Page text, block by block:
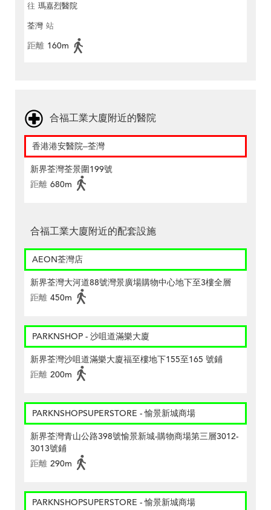
往 瑪嘉烈醫院
荃灣 站
距離 160m
合福工業大廈附近的醫院
香港港安醫院–荃灣
新界荃灣荃景圍199號
距離 680m
合福工業大廈附近的配套設施
AEON荃灣店
新界荃灣大河道88號灣景廣場購物中心地下至3樓全層
距離 450m
PARKNSHOP - 沙咀道滿樂大廈
新界荃灣沙咀道滿樂大廈福至樓地下155至165 號鋪
距離 200m
PARKNSHOPSUPERSTORE - 愉景新城商場
新界荃灣青山公路398號愉景新城-購物商場第三層3012-
3013號鋪
距離 290m
PARKNSHOPSUPERSTORE - 愉景新城商場